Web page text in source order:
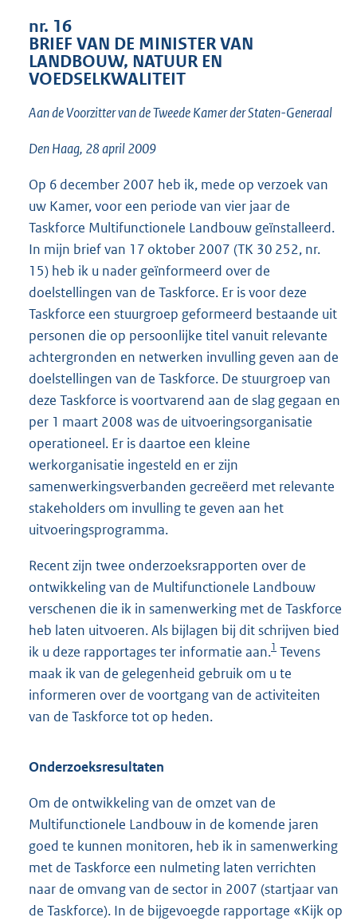
t
t
e
3
nr. 16
BRIEF VAN DE MINISTER VAN
LANDBOUW, NATUUR EN
VOEDSELKWALITEIT
Aan de Voorzitter van de Tweede Kamer der Staten-Generaal
Den Haag, 28 april 2009
Op 6 december 2007 heb ik, mede op verzoek van
uw Kamer, voor een periode van vier jaar de
Taskforce Multifunctionele Landbouw geïnstalleerd.
In mijn brief van 17 oktober 2007 (TK 30 252, nr.
15) heb ik u nader geïnformeerd over de
doelstellingen van de Taskforce. Er is voor deze
Taskforce een stuurgroep geformeerd bestaande uit
personen die op persoonlijke titel vanuit relevante
achtergronden en netwerken invulling geven aan de
doelstellingen van de Taskforce. De stuurgroep van
deze Taskforce is voortvarend aan de slag gegaan en
per 1 maart 2008 was de uitvoeringsorganisatie
operationeel. Er is daartoe een kleine
werkorganisatie ingesteld en er zijn
samenwerkingsverbanden gecreëerd met relevante
stakeholders om invulling te geven aan het
uitvoeringsprogramma.
Recent zijn twee onderzoeksrapporten over de
ontwikkeling van de Multifunctionele Landbouw
verschenen die ik in samenwerking met de Taskforce
heb laten uitvoeren. Als bijlagen bij dit schrijven bied
ik u deze rapportages ter informatie aan.1 Tevens
maak ik van de gelegenheid gebruik om u te
informeren over de voortgang van de activiteiten
van de Taskforce tot op heden.
Onderzoeksresultaten
Om de ontwikkeling van de omzet van de
Multifunctionele Landbouw in de komende jaren
goed te kunnen monitoren, heb ik in samenwerking
met de Taskforce een nulmeting laten verrichten
naar de omvang van de sector in 2007 (startjaar van
de Taskforce). In de bijgevoegde rapportage «Kijk op